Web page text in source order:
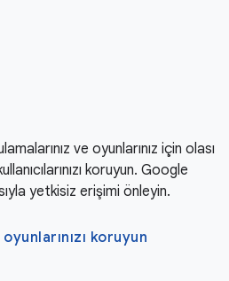
ve oyunlarınız için olası
koruyun. Google
yetkisiz erişimi önleyin.
koruyun